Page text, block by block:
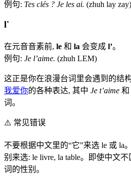
例句: Tes clés ? Je les ai. (zhuh lay zay)
l'
在元音音素前, le 和 la 会变成 l’。
例句: Je l’aime. (zhuh LEM)
这正是你在浪漫台词里会遇到的结
我爱你的各种表达, 其中 Je t’aime 和
词。
⚠️ 常见错误
不要根据中文里的“它”来选 le 或 la
别来选: le livre, la table。即使中文
词的性别。